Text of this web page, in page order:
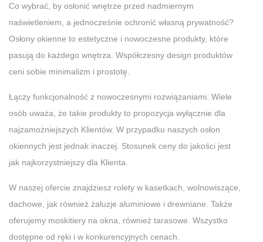
Co wybrać, by osłonić wnętrze przed nadmiernym
naświetleniem, a jednocześnie ochronić własną prywatność?
Osłony okienne to estetyczne i nowoczesne produkty, które
pasują do każdego wnętrza. Współczesny design produktów
ceni sobie minimalizm i prostotę.
Łączy funkcjonalność z nowoczesnymi rozwiązaniami. Wiele
osób uważa, że takie produkty to propozycja wyłącznie dla
najzamożniejszych Klientów. W przypadku naszych osłon
okiennych jest jednak inaczej. Stosunek ceny do jakości jest
jak najkorzystniejszy dla Klienta.
W naszej ofercie znajdziesz rolety w kasetkach, wolnowiszące,
dachowe, jak również żaluzje aluminiowe i drewniane. Także
oferujemy moskitiery na okna, również tarasowe. Wszystko
dostępne od ręki i w konkurencyjnych cenach.